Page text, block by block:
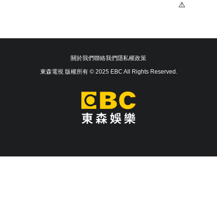
關於我們聯絡我們隱私權政策
東森電視 版權所有 © 2025 EBC All Rights Reserved.